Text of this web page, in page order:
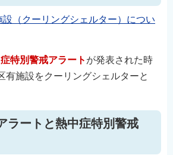
（クーリングシェルター）につい
特別警戒アラート が発表された時
有施設をクーリングシェルターと
ラートと熱中症特別警戒